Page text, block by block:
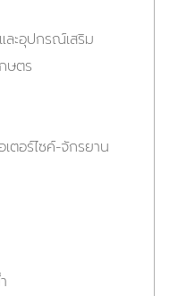
ละอุปกรณ์เสริม
ษตร
ตอร์ไซค์-จักรยาน